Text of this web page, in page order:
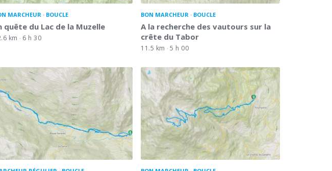
MARCHEUR BOUCLE
quête du Lac de la Muzelle
km 6 h 30
BON MARCHEUR BOUCLE
A la recherche des vautours sur la
crête du Tabor
11.5 km 5 h 00